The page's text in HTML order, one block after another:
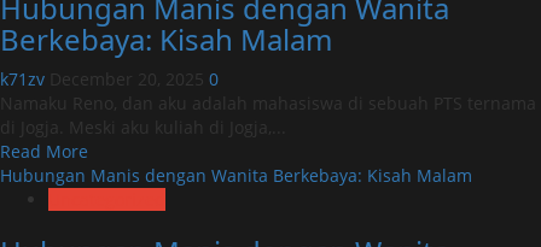
dengan
Wanita
Berkebaya:
Kisah
Malam
Berkebaya: Kisah Malam
k71zv December 20, 2025 0
Namaku Reno, dan aku adalah mahasiswa di sebuah PTS ternama
di Jogja. Meski aku kuliah di Jogja,...
Read More
more
Hubungan Manis dengan Wanita Berkebaya: Kisah Malam